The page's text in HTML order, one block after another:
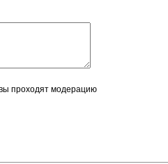
проходят модерацию